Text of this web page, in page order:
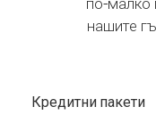
нашите
Кредитни пакети